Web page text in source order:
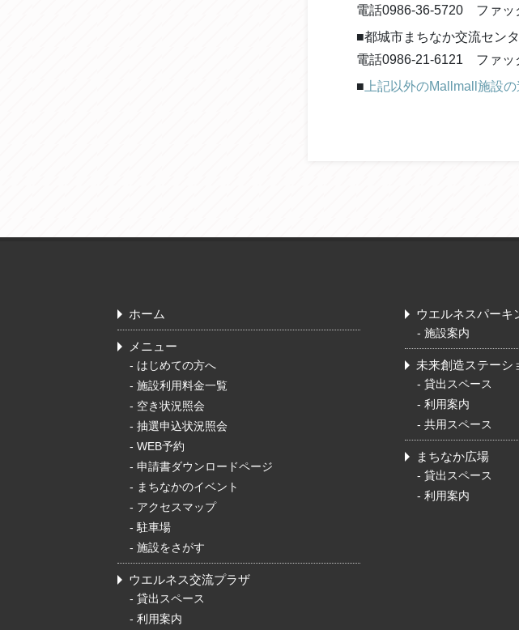
電話0986-36-5720 ファッ
■都城市まちなか交流セン
電話0986-21-6121 ファッ
■ 上記以外のMallmall施設
ホーム
メニュー
- はじめての方へ
- 施設利用料金一覧
- 空き状況照会
- 抽選申込状況照会
- WEB予約
- 申請書ダウンロードページ
- まちなかのイベント
- アクセスマップ
- 駐車場
- 施設をさがす
ウエルネス交流プラザ
- 貸出スペース
- 利用案内
ウエルネスパーキ
- 施設案内
未来創造ステーシ
- 貸出スペース
- 利用案内
- 共用スペース
まちなか広場
- 貸出スペース
- 利用案内